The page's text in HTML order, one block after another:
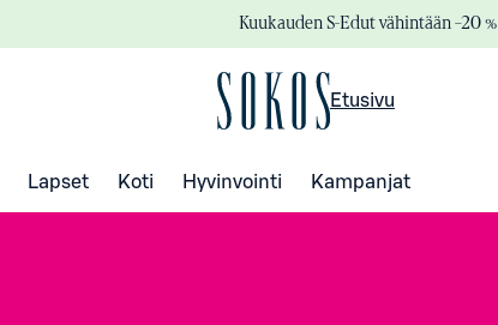
Kuukauden S-Edut vähintään –20 %
Etusivu
Lapset Koti Hyvinvointi Kampanjat